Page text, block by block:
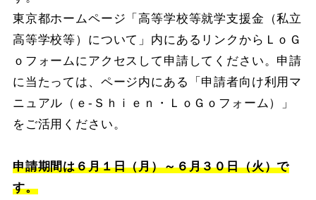
東京都ホームページ「高等学校等就学支援金（私立
高等学校等）について」内にあるリンクからＬｏＧ
ｏフォームにアクセスして申請してください。申請
に当たっては、ページ内にある「申請者向け利用マ
ニュアル（ｅ‐Ｓｈｉｅｎ・ＬｏＧｏフォーム）」
をご活用ください。
申請期間は６月１日（月）～６月３０日（火）で
す。